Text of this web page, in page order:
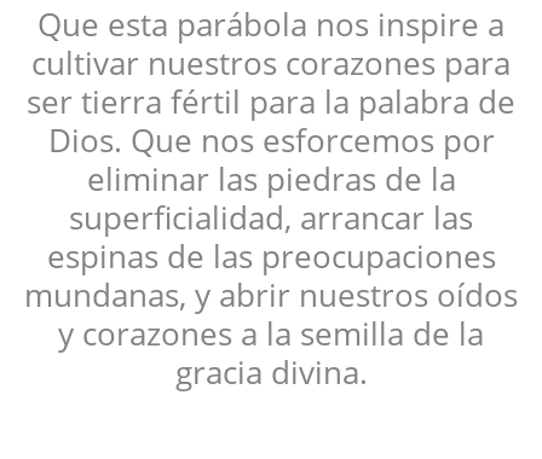
Que esta parábola nos inspire a
cultivar nuestros corazones para
ser tierra fértil para la palabra de
Dios. Que nos esforcemos por
eliminar las piedras de la
superficialidad, arrancar las
espinas de las preocupaciones
mundanas, y abrir nuestros oídos
y corazones a la semilla de la
gracia divina.